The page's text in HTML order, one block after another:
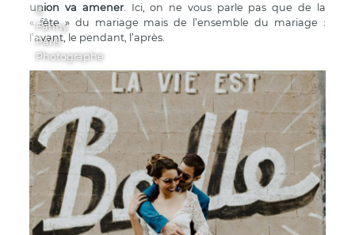
union va amener. Ici, on ne vous parle pas que de la
« fête » du mariage mais de l’ensemble du mariage :
l’avant, le pendant, l’après.
©
Fanny
Paris
Photographe